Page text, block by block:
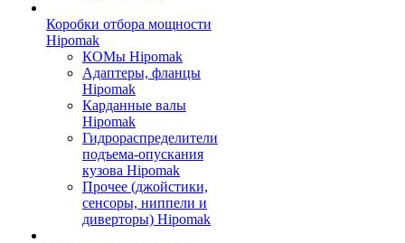
Коробки отбора мощности
Hipomak
КОМы Hipomak
Адаптеры, фланцы
Hipomak
Карданные валы
Hipomak
Гидрораспределители
подъема-опускания
кузова Hipomak
Прочее (джойстики,
сенсоры, ниппели и
диверторы) Hipomak